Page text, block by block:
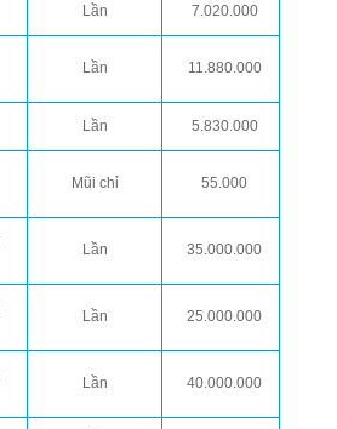
Lần 7.020.000
Lần 11.880.000
Lần 5.830.000
Mũi chỉ 55.000
Lần 35.000.000
Lần 25.000.000
Lần 40.000.000